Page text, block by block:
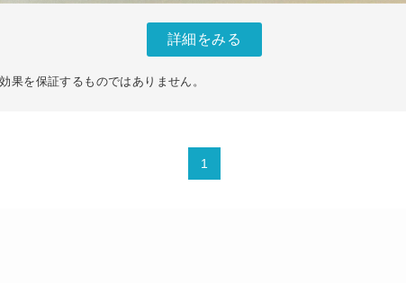
詳細をみる
果を保証するものではありません。
1